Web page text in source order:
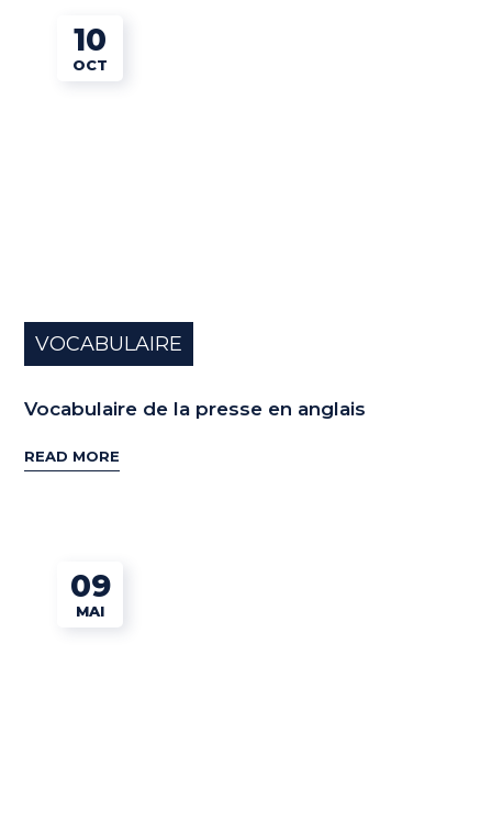
10
OCT
VOCABULAIRE
Vocabulaire de la presse en anglais
READ MORE
09
MAI